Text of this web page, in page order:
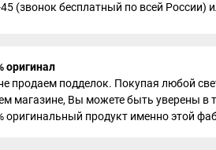
(звонок бесплатный по всей России)
оригинал
продаем подделок. Покупая любой
магазине, Вы можете быть уверены в
оригинальный продукт именно этой